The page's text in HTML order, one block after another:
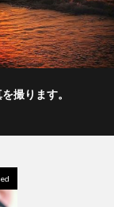
撮ります。